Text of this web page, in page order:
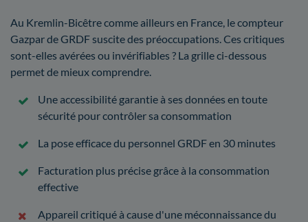
Au Kremlin-Bicêtre comme ailleurs en France, le compteur
Gazpar de GRDF suscite des préoccupations. Ces critiques
sont-elles avérées ou invérifiables ? La grille ci-dessous
permet de mieux comprendre.
Une accessibilité garantie à ses données en toute
sécurité pour contrôler sa consommation
La pose efficace du personnel GRDF en 30 minutes
Facturation plus précise grâce à la consommation
effective
Appareil critiqué à cause d'une méconnaissance du